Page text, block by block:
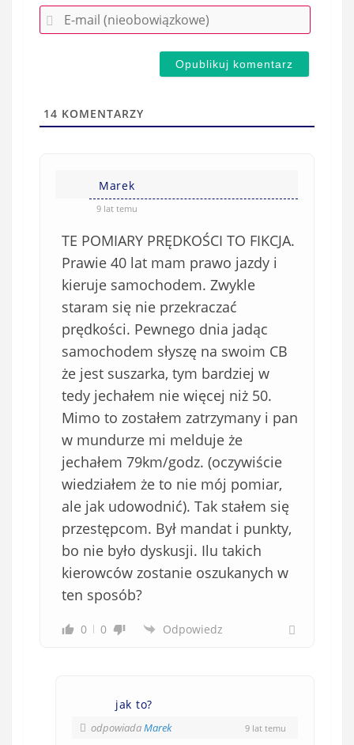
e
w
E
-
(
14 KOMENTARZY
Marek
9 lat temu
TE POMIARY PRĘDKOŚCI TO FIKCJA.
Prawie 40 lat mam prawo jazdy i
kieruje samochodem. Zwykle
staram się nie przekraczać
prędkości. Pewnego dnia jadąc
samochodem słyszę na swoim CB
że jest suszarka, tym bardziej w
tedy jechałem nie więcej niż 50.
Mimo to zostałem zatrzymany i pan
w mundurze mi melduje że
jechałem 79km/godz. (oczywiście
wiedziałem że to nie mój pomiar,
ale jak udowodnić). Tak stałem się
przestępcom. Był mandat i punkty,
bo nie było dyskusji. Ilu takich
kierowców zostanie oszukanych w
ten sposób?
0 0 Odpowiedz
jak to?
odpowiadaMarek 9 lat temu